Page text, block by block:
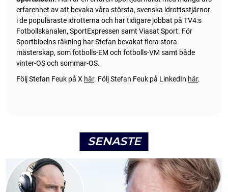
erfarenhet av att bevaka våra största, svenska idrottsstjärnor
i de populäraste idrotterna och har tidigare jobbat på TV4:s
Fotbollskanalen, SportExpressen samt Viasat Sport. För
Sportbibelns räkning har Stefan bevakat flera stora
mästerskap, som fotbolls-EM och fotbolls-VM samt både
vinter-OS och sommar-OS.
Följ Stefan Feuk på X här. Följ Stefan Feuk på LinkedIn här.
SENASTE